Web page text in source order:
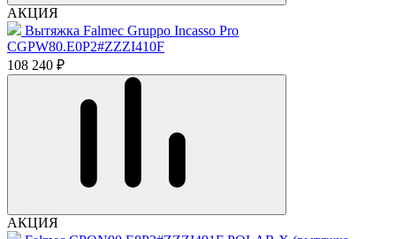
АКЦИЯ
Вытяжка Falmec Gruppo Incasso Pro
CGPW80.E0P2#ZZZI410F
108 240 ₽
АКЦИЯ